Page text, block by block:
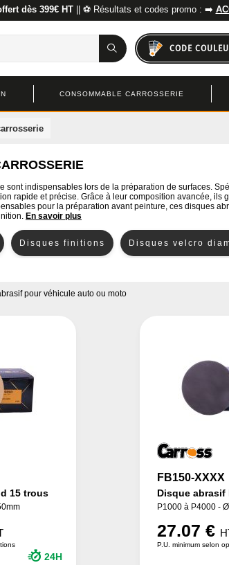
dès 399€ HT|| ⚽ Résultats et codes promo : ➡️
CODE
CONSOMMABLE CARROSSERIE
sont indispensables lors de la préparation de surfaces.
rapide et précise. Grâce à leur composition avancée, ils
pour la préparation avant peinture, ces disques
En savoir plus
Disques finitions Disques velcro
pour véhicule auto ou moto
15 trous
24H
FB150-XXXX
Disque
P1000 à P4000 -
27.07 €
P.U. minimum selon